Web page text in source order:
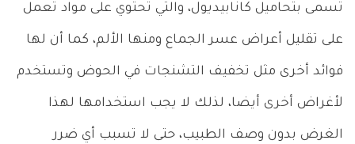
تسمى بتحاميل كانابيديول، والتي تحتوي على مواد تعمل
على تقليل أعراض عسر الجماع ومنها الألم، كما أن لها
فوائد أخرى مثل تخفيف التشنجات في الحوض وتستخدم
لأغراض أخرى أيضا، لذلك لا يجب استخدامها لهذا
الغرض بدون وصف الطبيب، حتى لا تسبب أي ضرر